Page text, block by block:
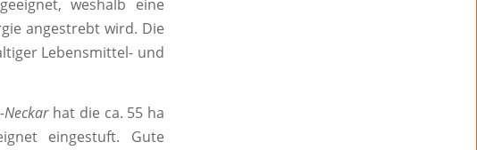
weshalb eine
angestrebt wird. Die
Lebensmittel- und
Neckarhat die ca. 55 ha
eingestuft. Gute